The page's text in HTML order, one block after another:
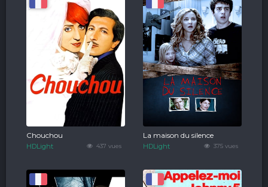
437 vues
Chouchou
HDLight 375 vues
La maison du silence
HDLight